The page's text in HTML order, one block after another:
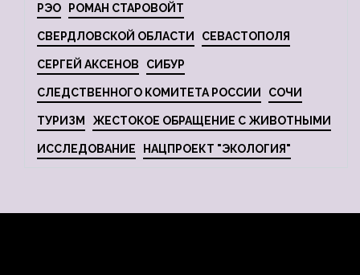
РЭО РОМАН СТАРОВОЙТ
СВЕРДЛОВСКОЙ ОБЛАСТИ СЕВАСТОПОЛЯ
СЕРГЕЙ АКСЕНОВ СИБУР
СЛЕДСТВЕННОГО КОМИТЕТА РОССИИ СОЧИ
ТУРИЗМ ЖЕСТОКОЕ ОБРАЩЕНИЕ С ЖИВОТНЫМИ
ИССЛЕДОВАНИЕ НАЦПРОЕКТ "ЭКОЛОГИЯ"